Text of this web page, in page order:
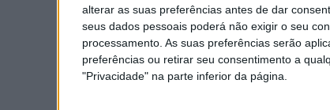
alterar as suas preferências antes de dar
seus dados pessoais poderá não exigir o seu
processamento. As suas preferências serão
preferências ou retirar seu consentimento a
"Privacidade" na parte inferior da página.